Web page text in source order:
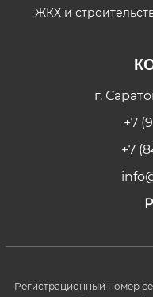
ЖКХ и
г.
+7
+7
Регистрационный номер